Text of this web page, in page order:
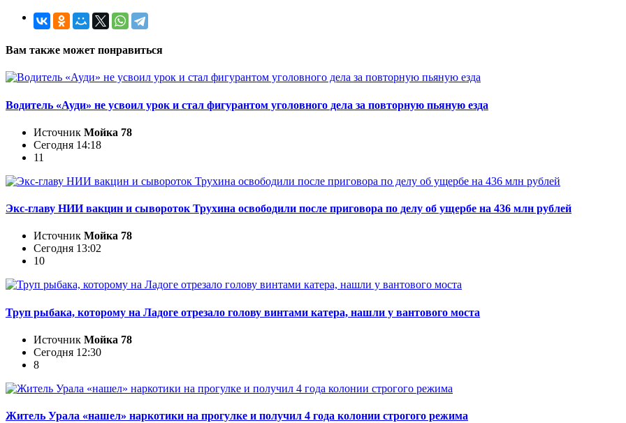
Вам также может понравиться
Водитель «Ауди» не усвоил урок и стал фигурантом уголовного дела за повторную пьяную езда
Источник Мойка 78
Сегодня 14:18
11
Экс-главу НИИ вакцин и сывороток Трухина освободили после приговора по делу об ущербе на 436 млн рублей
Источник Мойка 78
Сегодня 13:02
10
Труп рыбака, которому на Ладоге отрезало голову винтами катера, нашли у вантового моста
Источник Мойка 78
Сегодня 12:30
8
Житель Урала «нашел» наркотики на прогулке и получил 4 года колонии строгого режима